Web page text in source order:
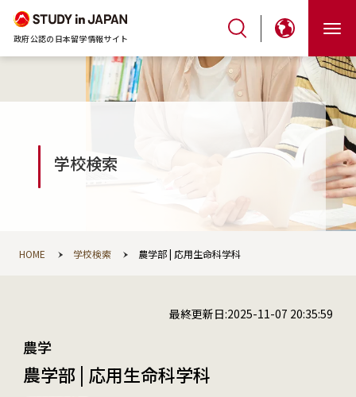
政府公認の日本留学情報サイト
学校検索
HOME 学校検索 農学部 | 応用生命科学科
最終更新日:2025-11-07 20:35:59
農学
農学部 | 応用生命科学科